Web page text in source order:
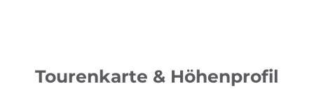
Tourenkarte & Höhenprofil